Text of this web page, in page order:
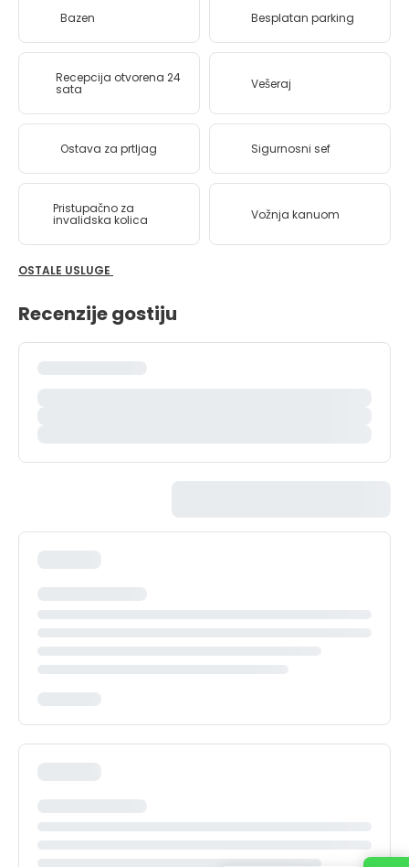
Bazen Besplatan parking
Recepcija otvorena 24
sata Vešeraj
Ostava za prtljag Sigurnosni sef
Pristupačno za
invalidska kolica Vožnja kanuom
OSTALE USLUGE
Recenzije gostiju